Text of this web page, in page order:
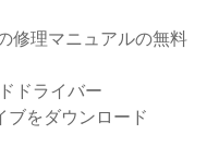
修理マニュアルの無料
ドライバー
ブをダウンロード